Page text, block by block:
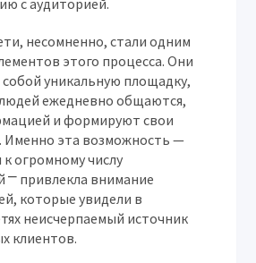
с аудиторией.
несомненно, стали одним
этого процесса. Они
уникальную площадку,
ежедневно общаются,
и формируют свои
Именно эта возможность —
огромному числу
⎻ привлекла внимание
которые увидели в
неисчерпаемый источник
клиентов.